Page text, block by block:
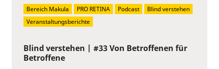
Blind verstehen | #33 Von Betroffenen für
Betroffene
Bereich Makula PRO RETINA Podcast
Blind verstehen
Veranstaltungsberichte